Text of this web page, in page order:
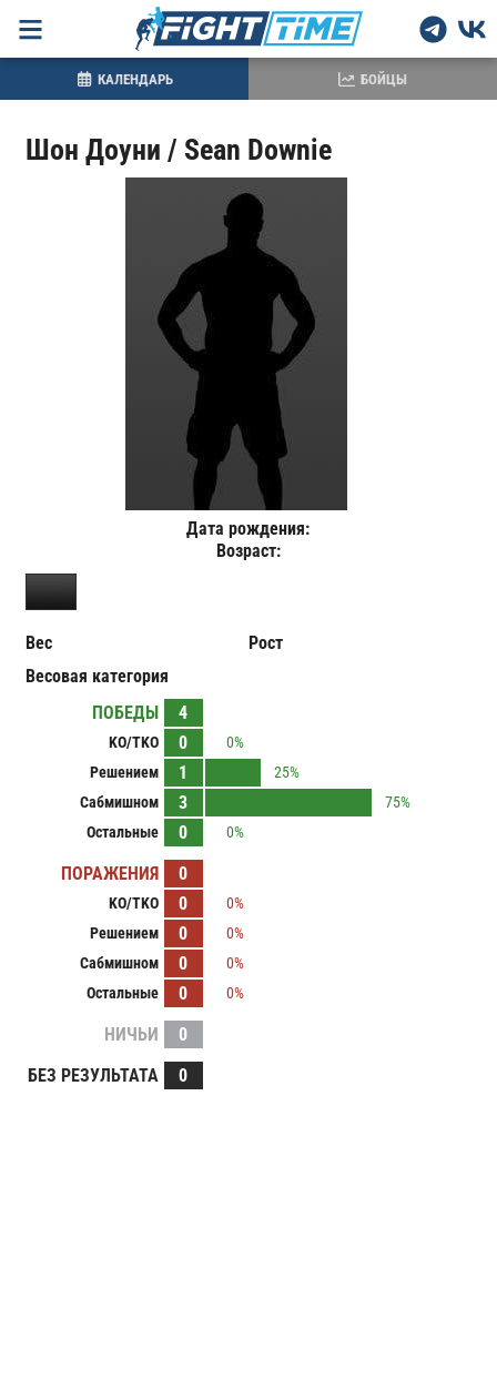
Шон Доуни / Sean Downie
Дата рождения:
Возраст:
Вес
Рост
Весовая категория
ПОБЕДЫ
4
KO/TKO 0
0%
Решением
1
25%
Сабмишном
3
75%
Остальные
0 0%
ПОРАЖЕНИЯ 0
KO/TKO 0
0%
Решением
0
0%
Сабмишном
0
0%
Остальные
0 0%
НИЧЬИ
0
БЕЗ РЕЗУЛЬТАТА
0
КАЛЕНДАРЬ БОЙЦЫ